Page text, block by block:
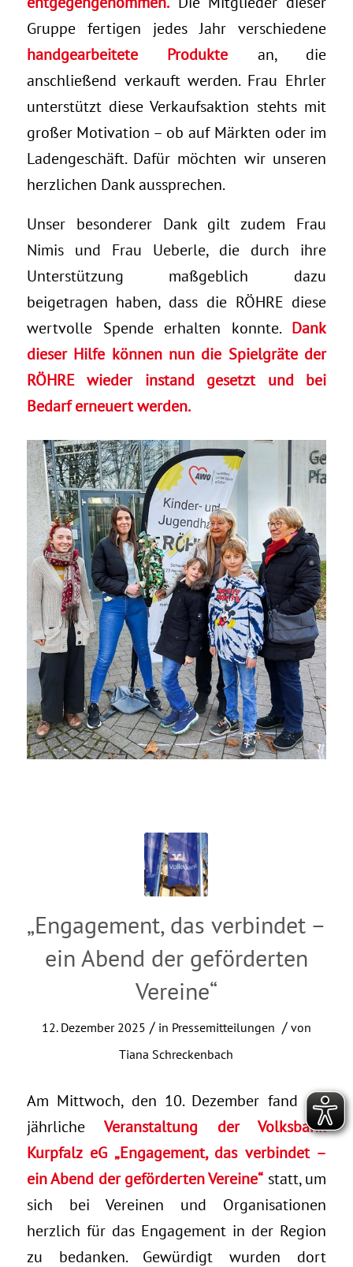
Gruppe fertigen jedes Jahr verschiedene
handgearbeitete Produkte an, die
anschließend verkauft werden. Frau Ehrler
unterstützt diese Verkaufsaktion stehts mit
großer Motivation – ob auf Märkten oder im
Ladengeschäft. Dafür möchten wir unseren
herzlichen Dank aussprechen.
Unser besonderer Dank gilt zudem Frau
Nimis und Frau Ueberle, die durch ihre
Unterstützung maßgeblich dazu
beigetragen haben, dass die RÖHRE diese
wertvolle Spende erhalten konnte. Dank
dieser Hilfe können nun die Spielgräte der
RÖHRE wieder instand gesetzt und bei
Bedarf erneuert werden.
„Engagement, das verbindet –
ein Abend der geförderten
Vereine“
12. Dezember 2025 / in Pressemitteilungen / von
Tiana Schreckenbach
Am Mittwoch, den 10. Dezember fand die
jährlicheVeranstaltung der Volksbank
Kurpfalz eG „Engagement, das verbindet –
ein Abend der geförderten Vereine“ statt, um
sich bei Vereinen und Organisationen
herzlich für das Engagement in der Region
zu bedanken. Gewürdigt wurden dort